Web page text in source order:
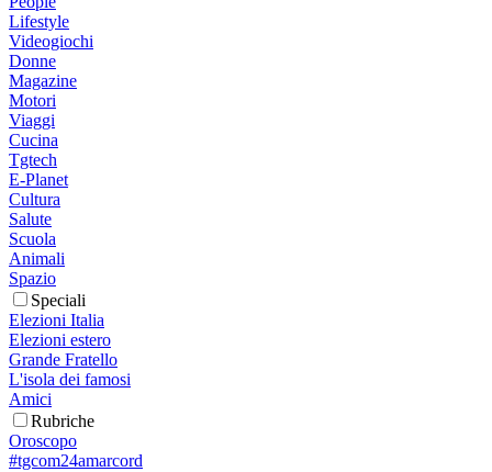
Lifestyle
Videogiochi
Donne
Magazine
Motori
Viaggi
Cucina
Tgtech
E-Planet
Cultura
Salute
Scuola
Animali
Spazio
Speciali
Elezioni Italia
Elezioni estero
Grande Fratello
L'isola dei famosi
Amici
Rubriche
Oroscopo
#tgcom24amarcord